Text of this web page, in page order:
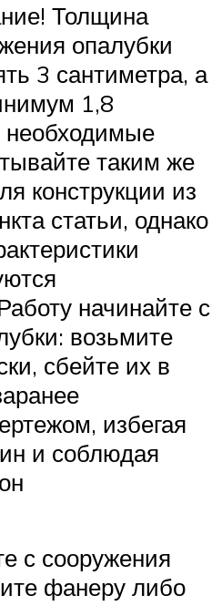
Толщина
опалубки
3 сантиметра, а
1,8
необходимые
таким же
конструкции из
статьи, однако
начинайте с
возьмите
сбейте их в
избегая
и соблюдая
с сооружения
фанеру либо